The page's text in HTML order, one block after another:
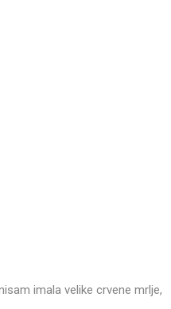
imala velike crvene mrlje,